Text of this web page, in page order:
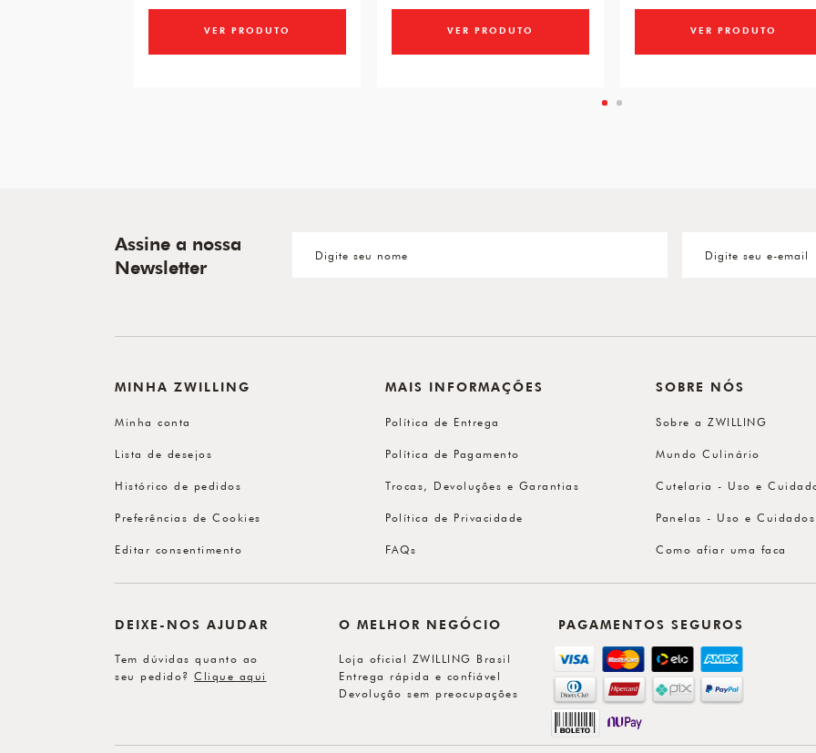
VER PRODUTO VER PRODUTO VER PRODUTO
Assine a nossa
Newsletter
MINHA ZWILLING
Minha conta
Lista de desejos
Histórico de pedidos
Preferências de Cookies
Editar consentimento
MAIS INFORMAÇÕES
Política de Entrega
Política de Pagamento
Trocas, Devoluções e Garantias
Política de Privacidade
FAQs
SOBRE NÓS
Sobre a ZWILLING
Mundo Culinário
Cutelaria - Uso e
Panelas - Uso e Cuidados
Como afiar uma faca
DEIXE-NOS AJUDAR
Tem dúvidas quanto ao
seu pedido? Clique aqui
O MELHOR NEGÓCIO
Loja oficial ZWILLING Brasil
Entrega rápida e confiável
Devolução sem preocupações
PAGAMENTOS SEGUROS